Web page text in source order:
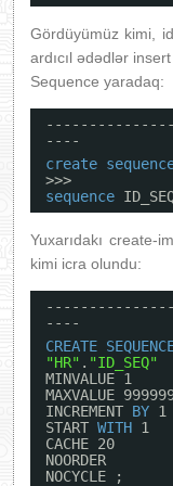
Gördüyümüz kimi,
ardıcıl ədədlər
Sequence yaradaq:
----
create
>>>
sequence
Yuxarıdakı create-
kimi icra olundu:
----
CREATE
"HR" . "ID_SEQ"
MINVALUE 1
MAXVALUE
INCREMENT BY 1
START WITH 1
CACHE 20
NOORDER
NOCYCLE ;